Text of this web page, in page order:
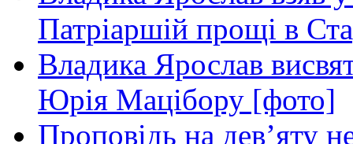
Патріаршій прощі в
Владика Ярослав
Юрія Мацібору [фото]
Проповідь на дев’яту